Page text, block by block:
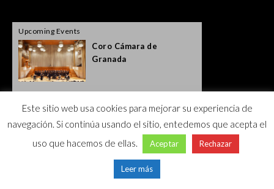
Upcoming Events
Coro Cámara de
Granada
Este sitio web usa cookies para mejorar su experiencia de
navegación. Si continúa usando el sitio, entedemos que acepta el
uso que hacemos de ellas.
Aceptar Rechazar
Leer más